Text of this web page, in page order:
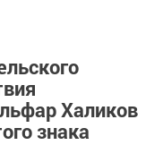
Халиков
знака